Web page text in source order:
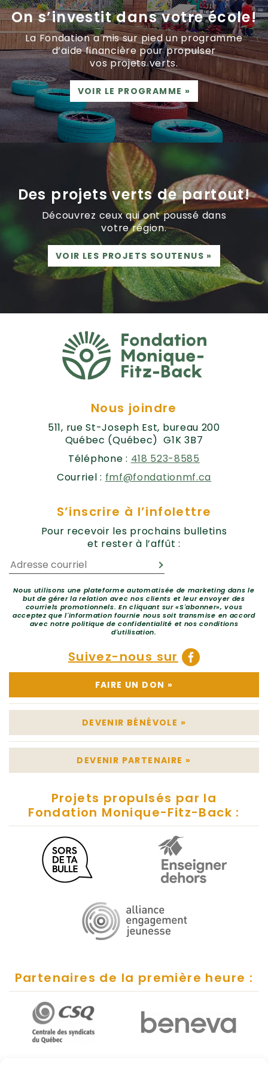
On s’investit dans votre école!
La Fondation a mis sur pied un programme
d’aide financière pour propulser
vos projets verts.
VOIR LE PROGRAMME »
Des projets verts de partout!
Découvrez ceux qui ont poussé dans
votre région.
VOIR LES PROJETS SOUTENUS »
Nous joindre
511, rue St-Joseph Est, bureau 200
Québec (Québec) G1K 3B7
Téléphone : 418 523-8585
Courriel : fmf@fondationmf.ca
S’inscrire à l’infolettre
Pour recevoir les prochains bulletins
et rester à l’affût :
Nous utilisons une plateforme automatisée de marketing dans le
but de gérer la relation avec nos clients et leur envoyer des
courriels promotionnels. En cliquant sur «S'abonner», vous
acceptez que l'information fournie nous soit transmise en accord
avec notre politique de confidentialité et nos conditions
d'utilisation.
Suivez-nous sur
FAIRE UN DON »
DEVENIR BÉNÉVOLE »
DEVENIR PARTENAIRE »
Projets propulsés par la
Fondation Monique-Fitz-Back :
Partenaires de la première heure :